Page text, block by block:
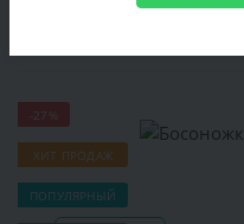
-27%
ХИТ ПРОДАЖ
ПОПУЛЯРНЫЙ